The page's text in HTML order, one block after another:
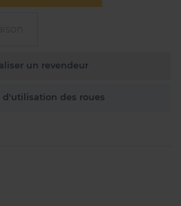
un revendeur
d'utilisation des roues